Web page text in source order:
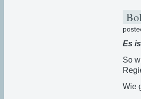
Es
So
Wie